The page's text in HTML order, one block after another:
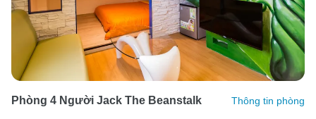
Phòng 4 Người Jack The Beanstalk Thông tin phòng